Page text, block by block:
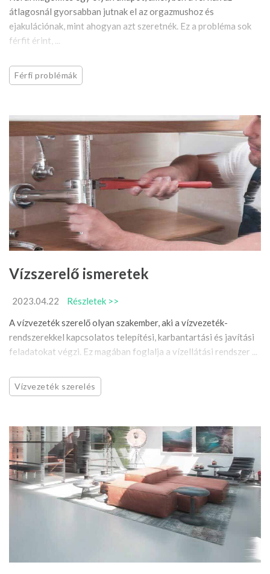
átlagosnál gyorsabban jutnak el az orgazmushoz és
ejakulációnak, mint ahogyan azt szeretnék. Ez a probléma sok
férfit érint, ...
Férfi problémák
Vízszerelő ismeretek
2023.04.22
Részletek >>
A vízvezeték szerelő olyan szakember, aki a vízvezeték-
rendszerekkel kapcsolatos telepítési, karbantartási és javítási
feladatokat végzi. Ez magában foglalja a vízellátási rendszer ...
Vízvezeték szerelés